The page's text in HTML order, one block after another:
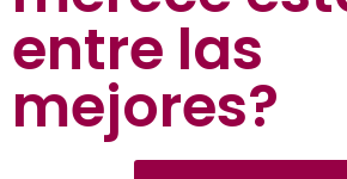
entre las
mejores?